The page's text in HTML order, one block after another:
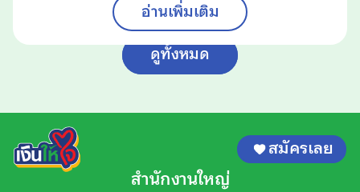
อ่านเพิ่มเติม
ดูทั้งหมด
สมัครเลย
สำนักงานใหญ่